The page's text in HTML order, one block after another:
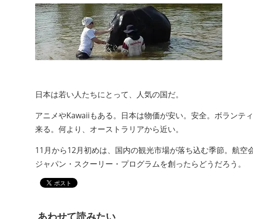
日本は若い人たちにとって、人気の国だ。
アニメやKawaiiもある。日本は物価が安い。安全。ボランテ
来る。何より、オーストラリアから近い。
11月から12月初めは、国内の観光市場が落ち込む季節。航
ジャパン・スクーリー・プログラムを創ったらどうだろう。
あわせて読みたい